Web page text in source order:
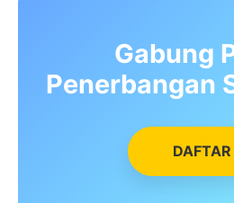
Gabung
Penerbangan
DAFTAR